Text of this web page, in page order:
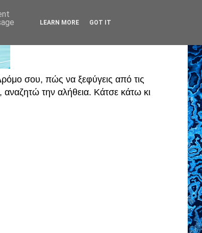
σου, πώς να ξεφύγεις από τις
την αλήθεια. Κάτσε κάτω κι
LEARN MORE GOT IT